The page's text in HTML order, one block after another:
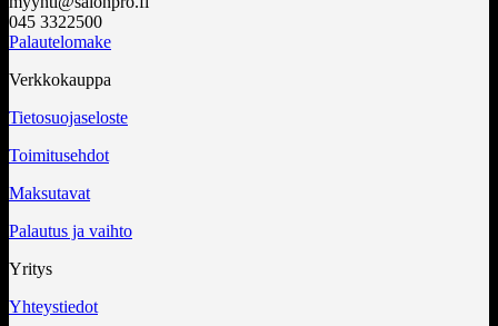
045 3322500
Palautelomake
Verkkokauppa
Tietosuojaseloste
Toimitusehdot
Maksutavat
Palautus ja vaihto
Yritys
Yhteystiedot